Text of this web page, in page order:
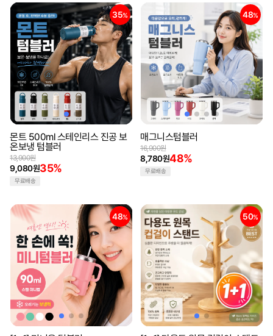
35%
몬트 500ml 스테인리스 진공 보
온보냉 텀블러
9,080원35%
13,900원
무료배송
48%
매그니스텀블러
8,780원48%
16,900원
무료배송
48% 50%